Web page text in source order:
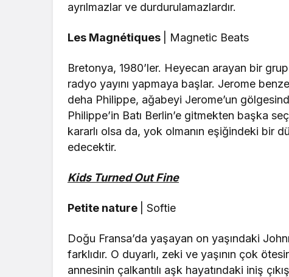
ayrılmazlar ve durdurulamazlardır.
Les Magnétiques | Magnetic Beats
Bretonya, 1980’ler. Heyecan arayan bir
radyo yayını yapmaya başlar. Jerome
deha Philippe, ağabeyi Jerome’un
Philippe’in Batı Berlin’e gitmekten başka
kararlı olsa da, yok olmanın eşiğindeki bir
edecektir.
Kids Turned Out Fine
Petite nature | Softie
Doğu Fransa’da yaşayan on yaşındaki
farklıdır. O duyarlı, zeki ve yaşının çok
annesinin çalkantılı aşk hayatındaki iniş